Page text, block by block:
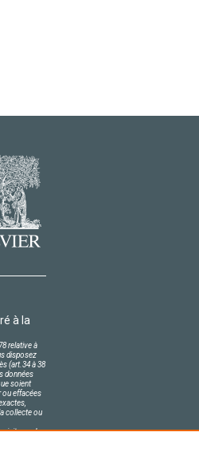
à la
relative à
disposez
(art.34 à 38
données
soient
ou effacées
collecte ou
visiteurs de